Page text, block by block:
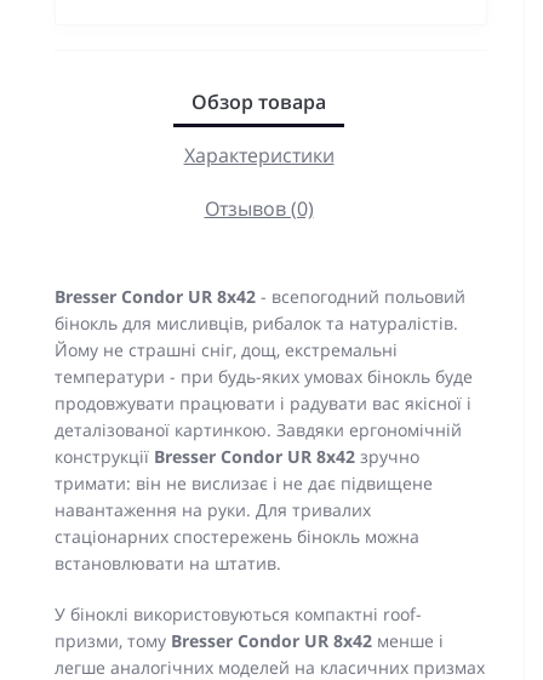
Обзор товара
Характеристики
Отзывов (0)
Bresser Condor UR 8x42 - всепогодний польовий
бінокль для мисливців, рибалок та натуралістів.
Йому не страшні сніг, дощ, екстремальні
температури - при будь-яких умовах бінокль буде
продовжувати працювати і радувати вас якісної і
деталізованої картинкою. Завдяки ергономічній
конструкції Bresser Condor UR 8x42 зручно
тримати: він не вислизає і не дає підвищене
навантаження на руки. Для тривалих
стаціонарних спостережень бінокль можна
встановлювати на штатив.
У біноклі використовуються компактні roof-
призми, тому Bresser Condor UR 8x42 менше і
легше аналогічних моделей на класичних призмах